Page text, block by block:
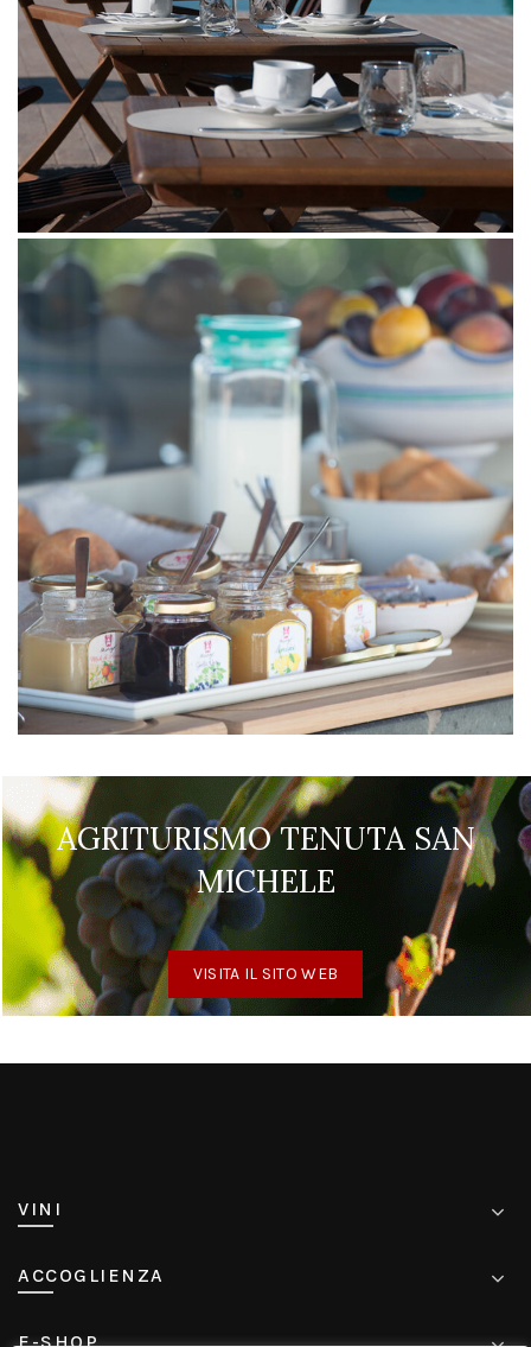
AGRITURISMO TENUTA SAN
MICHELE
VISITA IL SITO WEB
VINI
ACCOGLIENZA